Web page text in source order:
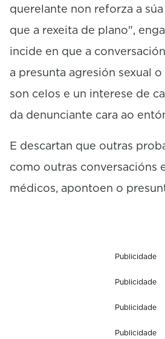
querelante non reforza a
que a rexeita de plano",
incide en que a
a presunta agresión sexual
son celos e un interese de
da denunciante cara ao
E descartan que outras
como outras conversacións
médicos, apontoen o
Publicidade
Publicidade
Publicidade
Publicidade